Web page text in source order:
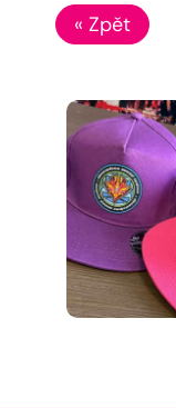
« Zpět